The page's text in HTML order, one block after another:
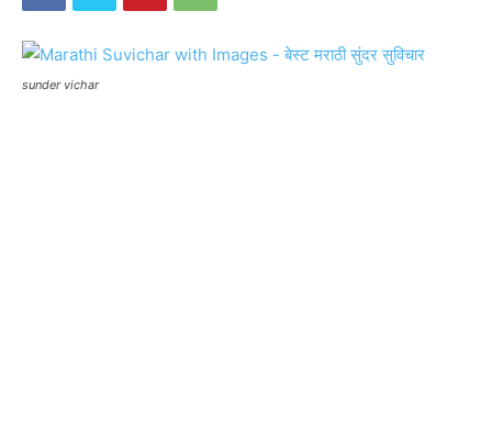
sunder vichar